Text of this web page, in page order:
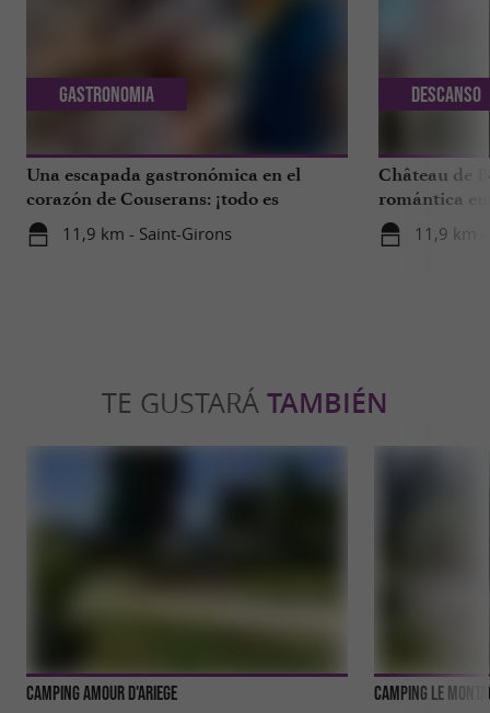
Una escapada gastronómica en el
corazón de Couserans: ¡todo es
delicioso en Saint-Girons!
11,9 km - Saint-Girons
Gastronomia
Château de
romántica
11,9 km
Descanso
TE GUSTARÁ TAMBIÉN
Camping Amour d'Ariege Camping le